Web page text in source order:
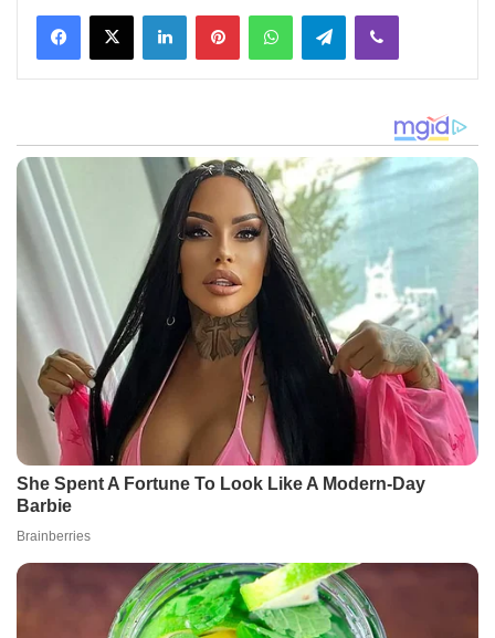
Facebook
X LinkedInPinterestWhatsAppTelegramViber